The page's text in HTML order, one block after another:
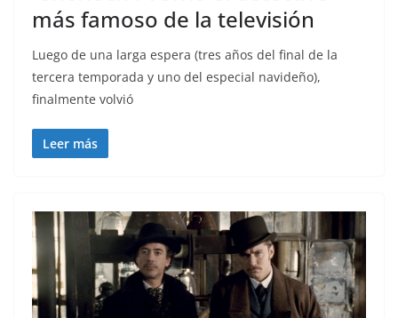
más famoso de la televisión
Luego de una larga espera (tres años del final de la
tercera temporada y uno del especial navideño),
finalmente volvió
Leer más